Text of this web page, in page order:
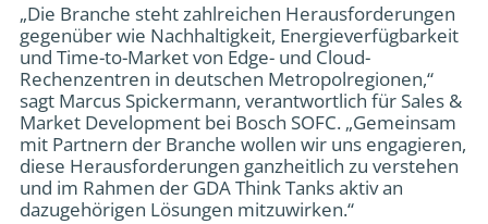
„Die Branche steht zahlreichen Herausforderungen
gegenüber wie Nachhaltigkeit, Energieverfügbarkeit
und Time-to-Market von Edge- und Cloud-
Rechenzentren in deutschen Metropolregionen,“
sagt Marcus Spickermann, verantwortlich für Sales &
Market Development bei Bosch SOFC. „Gemeinsam
mit Partnern der Branche wollen wir uns engagieren,
diese Herausforderungen ganzheitlich zu verstehen
und im Rahmen der GDA Think Tanks aktiv an
dazugehörigen Lösungen mitzuwirken.“